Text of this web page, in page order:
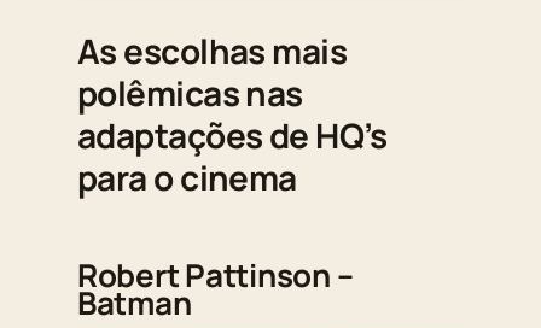
As escolhas mais
polêmicas nas
adaptações de HQ’s
para o cinema
Robert Pattinson –
Batman